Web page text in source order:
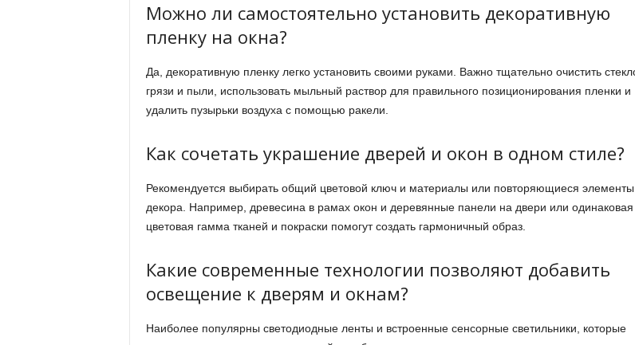
Можно ли самостоятельно установить декоративную
пленку на окна?
Да, декоративную пленку легко установить своими руками. Важно тщательно очистить
грязи и пыли, использовать мыльный раствор для правильного позиционирования пленки и
удалить пузырьки воздуха с помощью ракели.
Как сочетать украшение дверей и окон в одном стиле?
Рекомендуется выбирать общий цветовой ключ и материалы или повторяющиеся элементы
декора. Например, древесина в рамах окон и деревянные панели на двери или одинаковая
цветовая гамма тканей и покраски помогут создать гармоничный образ.
Какие современные технологии позволяют добавить
освещение к дверям и окнам?
Наиболее популярны светодиодные ленты и встроенные сенсорные светильники, которые